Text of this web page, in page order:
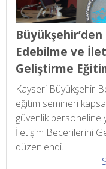
Edebilme ve
Geliştirme
Kayseri Büyükşehir
eğitim semineri
güvenlik personeline
İletişim Becerilerini
düzenlendi.